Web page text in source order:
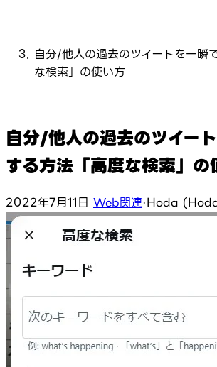
自分/他人の過去のツイートを一瞬
な検索」の使い方
自分/他人の過去のツイー
する方法「高度な検索」の
2022年7月11日 Web関連·Hoda